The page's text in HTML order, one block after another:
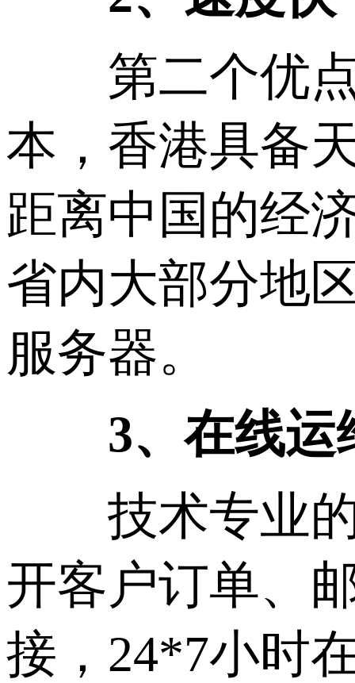
第二个优点
本，香港具备
距离中国的经
省内大部分地
服务器。
3、在线运
技术专业的
开客户订单、
接，24*7小时